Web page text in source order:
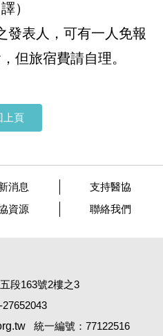
）
發表人，可有一人免報
但旅宿費請自理。
上頁
消息
支持醫協
資源 聯絡我們
段163號2樓之3
統一編號：77122516